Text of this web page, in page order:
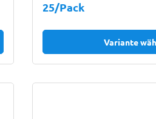
25/Pack
Variante